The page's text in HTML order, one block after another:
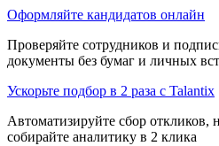
Оформляйте кандидатов онлайн
Проверяйте сотрудников и
документы без бумаг и личных
Ускорьте подбор в 2 раза с Talantix
Автоматизируйте сбор откликов,
собирайте аналитику в 2 клика